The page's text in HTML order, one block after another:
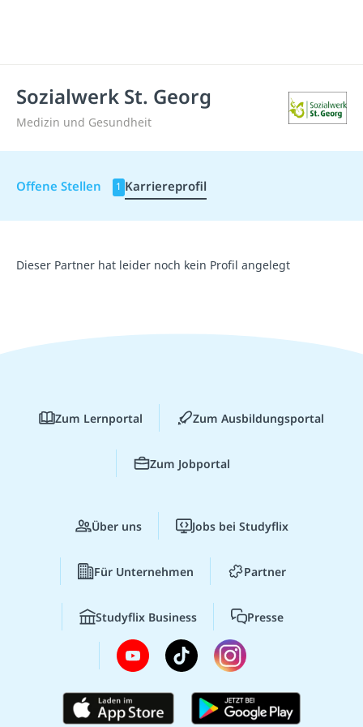
Sozialwerk St. Georg
Medizin und Gesundheit
Offene Stellen 1 Karriereprofil
Dieser Partner hat leider noch kein Profil angelegt
Zum Lernportal Zum Ausbildungsportal
Zum Jobportal
Über uns Jobs bei Studyflix
Für Unternehmen Partner
Studyflix Business Presse